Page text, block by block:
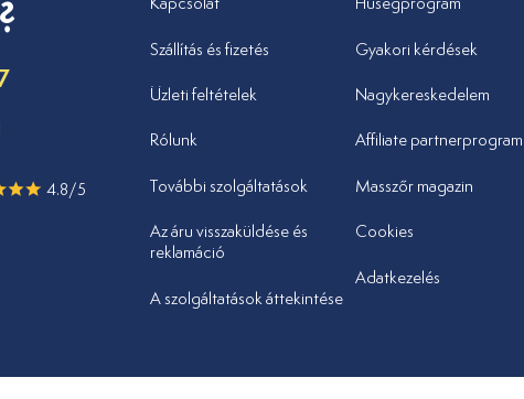
4.8/5
Szállítás és fizetés
Üzleti feltételek
Rólunk
További szolgáltatások
Az áru visszaküldése és
reklamáció
A szolgáltatások áttekintése
Gyakori kérdések
Nagykereskedelem
Affiliate partnerprogram
Masszőr magazin
Cookies
Adatkezelés